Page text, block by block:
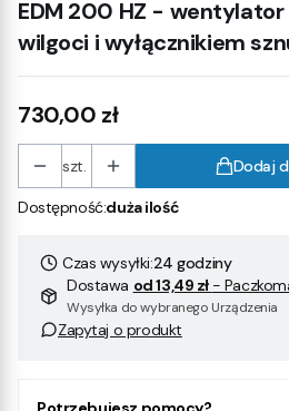
EDM 200 HZ - wentylator
wilgoci i wyłącznikiem
Cena
730,00 zł
szt. Dodaj
Dostępność:duża ilość
Czas wysyłki:24 godziny
Dostawa od 13,49 zł -
Wysyłka do wybranego Urządzenia
Zapytaj o produkt